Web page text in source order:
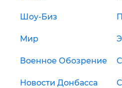
Шоу-Биз
Мир
Военное Обозрение
Новости Донбасса